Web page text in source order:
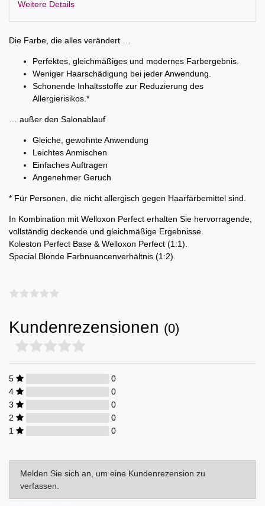
Weitere Details
Die Farbe, die alles verändert …
Perfektes, gleichmäßiges und modernes Farbergebnis.
Weniger Haarschädigung bei jeder Anwendung.
Schonende Inhaltsstoffe zur Reduzierung des
Allergierisikos.*
… außer den Salonablauf
Gleiche, gewohnte Anwendung
Leichtes Anmischen
Einfaches Auftragen
Angenehmer Geruch
* Für Personen, die nicht allergisch gegen Haarfärbemittel sind.
In Kombination mit Welloxon Perfect erhalten Sie hervorragende,
vollständig deckende und gleichmäßige Ergebnisse.
Koleston Perfect Base & Welloxon Perfect (1:1).
Special Blonde Farbnuancenverhältnis (1:2).
Kundenrezensionen (0)
5
0
4
0
3
0
2
0
1
0
Melden Sie sich an, um eine Kundenrezension zu
verfassen.